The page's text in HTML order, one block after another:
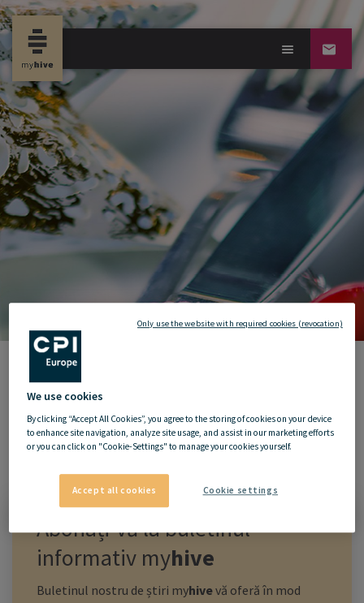
new propertynews
18.12.2023
Abonați-vă la buletinul
informativ myhive
Buletinul nostru de știri myhivevă oferă în mod
We use cookies
By clicking “Accept All Cookies”, you agree to the storing of cookies on your device
to enhance site navigation, analyze site usage, and assist in our marketing efforts
or you can click on "Cookie-Settings" to manage your cookies yourself.
Accept all cookies Cookie settings
Only use the website with required cookies (revocation)